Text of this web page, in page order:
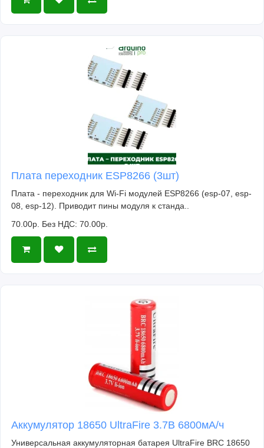
Плата переходник ESP8266 (3шт)
Плата - переходник для Wi-Fi модулей ESP8266 (esp-07, esp-
08, esp-12). Приводит пины модуля к станда..
70.00р. Без НДС: 70.00р.
Аккумулятор 18650 UltraFire 3.7В 6800мА/ч
Универсальная аккумуляторная батарея UltraFire BRC 18650